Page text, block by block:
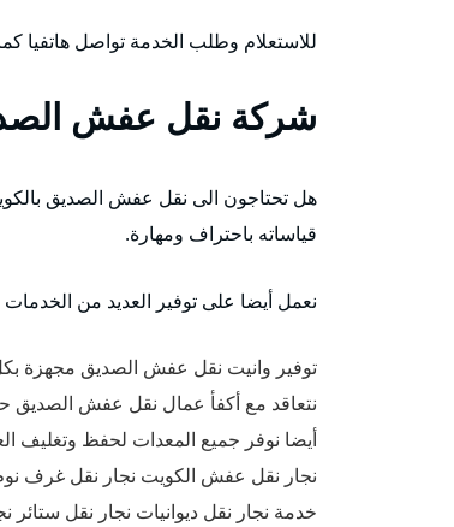
للاستعلام وطلب الخدمة تواصل هاتفيا
شركة نقل عفش
هل تحتاجون الى نقل عفش الصديق
قياساته باحتراف ومهارة.
نعمل أيضا على توفير العديد من
توفير وانيت نقل عفش الصديق مجهزة
نتعاقد مع أكفأ عمال نقل عفش
أيضا نوفر جميع المعدات لحفظ وتغليف
نجار نقل عفش الكويت نجار نقل غرف نوم
خدمة نجار نقل ديوانيات نجار نقل